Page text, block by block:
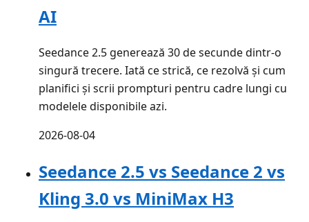
AI
Seedance 2.5 generează 30 de secunde dintr-o
singură trecere. Iată ce strică, ce rezolvă și cum
planifici și scrii prompturi pentru cadre lungi cu
modelele disponibile azi.
2026-08-04
Seedance 2.5 vs Seedance 2 vs
Kling 3.0 vs MiniMax H3